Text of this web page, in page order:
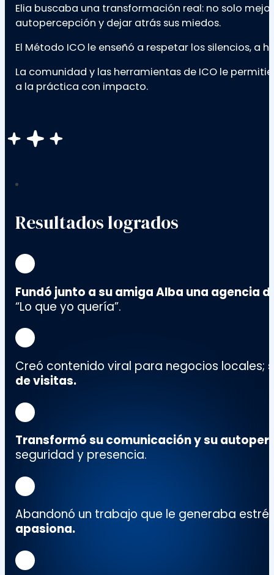
Elia buscaba una transformación real: no solo
autopercepción y dejar atrás sus miedos.
El Método ICO le enseñó a respetar los silencios,
La comunidad y las herramientas de ICO le
a la práctica con impacto.
Resultados logrados
Fundó junto a su amiga Alba una agencia
“Lo que yo quería”.
Creó contenido viral para negocios locales;
devisitas.
Transformó su comunicación y su
seguridad y presencia.
Abandonó un trabajo que le generaba
apasiona.